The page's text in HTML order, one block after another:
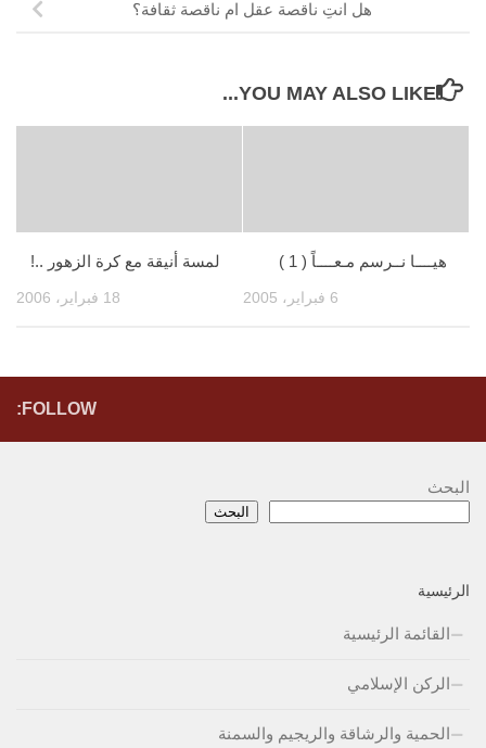
هل انتِ ناقصة عقل ام ناقصة ثقافة؟
YOU MAY ALSO LIKE...
لمسة أنيقة مع كرة الزهور ..!
18 فبراير، 2006
هيــــا نــرسم مـعــــاً ( 1 )
6 فبراير، 2005
FOLLOW:
البحث
البحث
الرئيسية
القائمة الرئيسية
الركن الإسلامي
الحمية والرشاقة والريجيم والسمنة